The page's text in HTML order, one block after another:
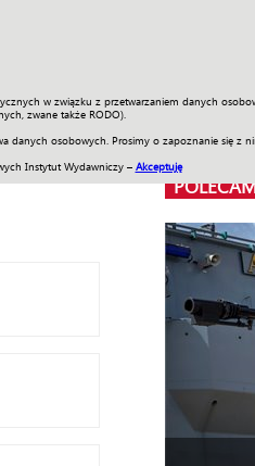
w związku z przetwarzaniem danych
zwane także RODO).
danych osobowych. Prosimy o zapoznanie się z
Instytut Wydawniczy – Akceptuję
Wideo ENGLISH SKLEP